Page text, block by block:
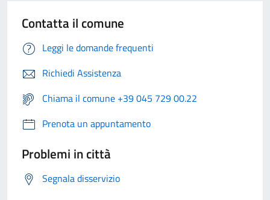
Contatta il comune
Leggi le domande frequenti
Richiedi Assistenza
Chiama il comune +39 045 729 00.22
Prenota un appuntamento
Problemi in città
Segnala disservizio